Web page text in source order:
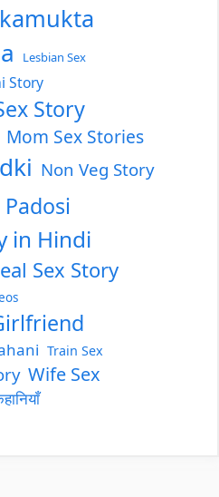
kamukta
Lesbian Sex
Story
Story
Mom Sex Stories
Non Veg Story
Padosi
in Hindi
Sex Story
Train Sex
Wife Sex